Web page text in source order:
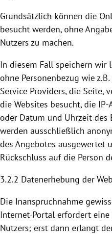
Grundsätzlich können die
besucht werden, ohne
Nutzers zu machen.
In diesem Fall speichern
ohne Personenbezug wie
Service Providers, die Seite,
die Websites besucht, die
oder Datum und Uhrzeit des
werden ausschließlich
des Angebotes ausgewertet
Rückschluss auf die Person
3.2.2 Datenerhebung der
Die Inanspruchnahme
Internet-Portal erfordert eine
Nutzers; erst dann erlangt